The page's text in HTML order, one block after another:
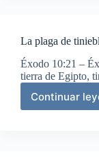
La plaga de
Éxodo 10:21 –
tierra de Egipto,
ContinuarLa